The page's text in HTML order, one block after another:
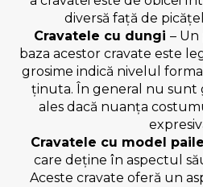
diversă față de
Cravatele cu dungi–
baza acestor cravate este
grosime indică nivelul
ținuta. În general nu sunt
ales dacă nuanța
Cravatele cu model
care deține în aspectul
Aceste cravate oferă un